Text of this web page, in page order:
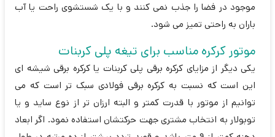
موجود در فضا را جذب نمی کنند و با یک شستشوی راحت یا آب
باران به راحتی تمیز می شود.
موتور کرکره مناسب برای تیغه پلی کربنات
یکی دیگر از مزایای کرکره برقی پلی کربنات یا کرکره برقی شیشه ای
این است که نسبت به کرکره برقی فولادی سبک تر است که می
توانیم از موتور با قدرت کمتر و البته ارزان تر از نوع ساید و یا
توبولار به انتخاب مشتری جهت حرکتشان استفاده نمود. اگر ابعاد